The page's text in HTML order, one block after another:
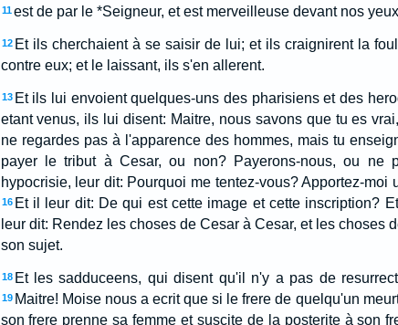
11 est de par le *Seigneur, et est merveilleuse devant nos
12 Et ils cherchaient à se saisir de lui; et ils craignirent la
contre eux; et le laissant, ils s'en allerent.
13 Et ils lui envoient quelques-uns des pharisiens et des
etant venus, ils lui disent: Maitre, nous savons que tu es
ne regardes pas à l'apparence des hommes, mais tu
payer le tribut à Cesar, ou non? Payerons-nous, ou ne
hypocrisie, leur dit: Pourquoi me tentez-vous? Apportez-
16 Et il leur dit: De qui est cette image et cette inscription?
leur dit: Rendez les choses de Cesar à Cesar, et les choses
son sujet.
18 Et les sadduceens, qui disent qu'il n'y a pas de
19 Maitre! Moise nous a ecrit que si le frere de quelqu'un
son frere prenne sa femme et suscite de la posterite à son